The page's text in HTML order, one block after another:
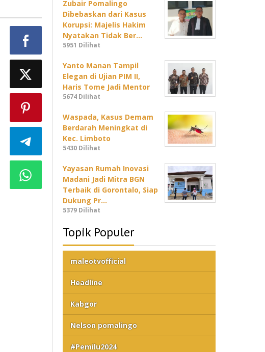
Zubair Pomalingo
Dibebaskan dari Kasus
Korupsi: Majelis Hakim
Nyatakan Tidak Ber…
5951 Dilihat
Yanto Manan Tampil
Elegan di Ujian PIM II,
Haris Tome Jadi Mentor
5674 Dilihat
Waspada, Kasus Demam
Berdarah Meningkat di
Kec. Limboto
5430 Dilihat
Yayasan Rumah Inovasi
Madani Jadi Mitra BGN
Terbaik di Gorontalo, Siap
Dukung Pr…
5379 Dilihat
Topik Populer
maleotvofficial
Headline
Kabgor
Nelson pomalingo
#Pemilu2024